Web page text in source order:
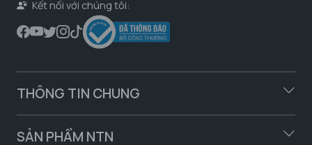
Kết nối với chúng tôi:
THÔNG TIN CHUNG
SẢN PHẨM NTN